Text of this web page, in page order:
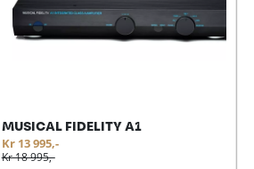
MUSICAL FIDELITY A1
Kr 13 995,-
Kr 18 995,-